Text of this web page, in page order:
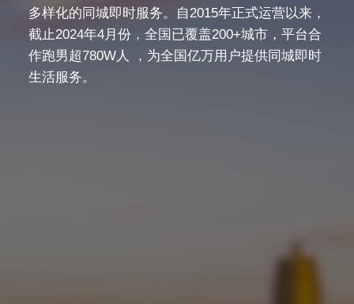
多样化的同城即时服务。自2015年正式运营以来，
截止2024年4月份，全国已覆盖200+城市，平台合
作跑男超780W人 ，为全国亿万用户提供同城即时
生活服务。